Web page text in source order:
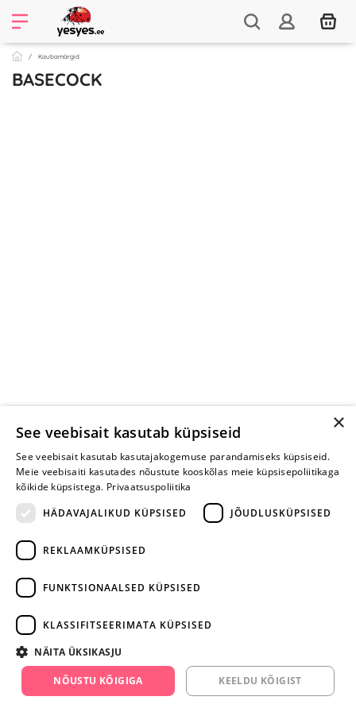
Kaubamärgid
BASECOCK
facebook.com/yesyes.ee
Instagram/yesyes.ee
×
See veebisait kasutab küpsiseid
See veebisait kasutab kasutajakogemuse parandamiseks küpsiseid.
Meie veebisaiti kasutades nõustute kooskõlas meie küpsisepoliitikaga
kõikide küpsistega. Privaatsuspoliitika
HÄDAVAJALIKUD KÜPSISED
JÕUDLUSKÜPSISED
REKLAAMKÜPSISED
FUNKTSIONAALSED KÜPSISED
KLASSIFITSEERIMATA KÜPSISED
NÄITA ÜKSIKASJU
NÕUSTU KÕIGIGA KEELDU KÕIGIST